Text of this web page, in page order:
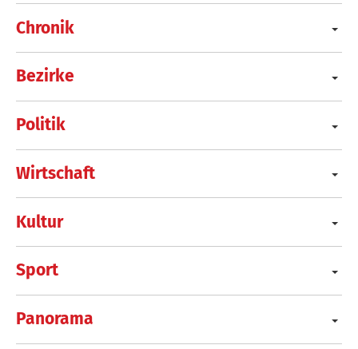
Chronik
Bezirke
Politik
Wirtschaft
Kultur
Sport
Panorama